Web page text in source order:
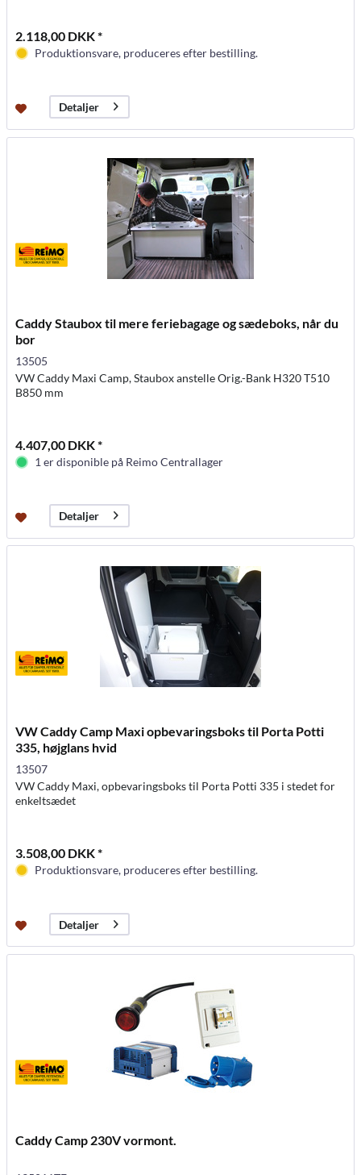
2.118,00 DKK *
Produktionsvare, produceres efter bestilling.
Detaljer
Caddy Staubox til mere feriebagage og sædeboks, når du
bor
13505
VW Caddy Maxi Camp, Staubox anstelle Orig.-Bank H320 T510
B850 mm
4.407,00 DKK *
1 er disponible på Reimo Centrallager
Detaljer
VW Caddy Camp Maxi opbevaringsboks til Porta Potti
335, højglans hvid
13507
VW Caddy Maxi, opbevaringsboks til Porta Potti 335 i stedet for
enkeltsædet
3.508,00 DKK *
Produktionsvare, produceres efter bestilling.
Detaljer
Caddy Camp 230V vormont.